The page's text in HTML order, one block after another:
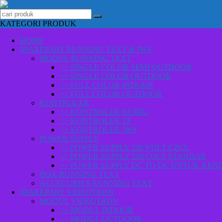
KATEGORI PRODUK
HOME
SPAREPART RUNNING TEXT & JWS
MODUL RUNNING TEXT
>> SINGLE COLOR SEMI OUTDOOR
>> SINGLE COLOR OUTDOOR
>> FULL COLOR INDOOR
>> FULL COLOR OUTDOOR
KONTROLER
>> KONTROLER HUIDU
>> KONTROLER TF
>> KONTROLER JWS
POWER SUPPLY
>> POWER SUPPLY 220 VOLT CZCL
>> POWER SUPPLY 220 COLT STANDAR
>> POWER SUPPLY DC TO DC UNTUK
BOX RUNNING TEXT
ACCECORIES RUNNING TEXT
SPAREPART VIDEOTRON
MODUL VIDEOTRON
>> MODUL INDOOR
>> MODUL OUTDOOR